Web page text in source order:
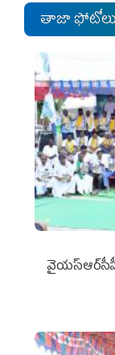
తాజా ఫోటోలు
వైయ‌స్ఆర్‌సీపీ